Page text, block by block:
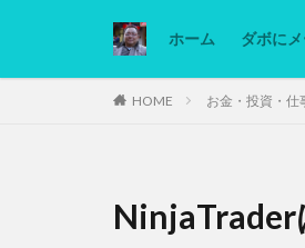
ホーム ダボに
HOME お金・投資・仕
NinjaTrader